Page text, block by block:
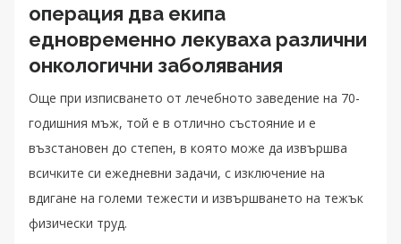
операция два екипа
едновременно лекуваха различни
онкологични заболявания
Още при изписването от лечебното заведение на 70-
годишния мъж, той е в отлично състояние и е
възстановен до степен, в която може да извършва
всичките си ежедневни задачи, с изключение на
вдигане на големи тежести и извършването на тежък
физически труд.